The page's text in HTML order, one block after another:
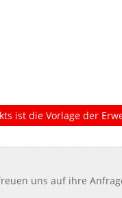
ist die Vorlage der
uns auf ihre